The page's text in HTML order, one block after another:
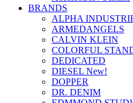
BRANDS
ALPHA
ARMEDANGELS
CALVIN KLEIN
COLORFUL
DEDICATED
DIESEL New!
DOPPER
DR. DENIM